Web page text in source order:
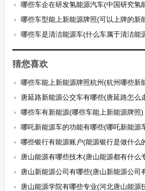
哪些车企在研发氢能源汽车(中国研究氢
哪些车型能上新能源牌照(可以上牌的新
哪些车是清洁能源车(什么车属于清洁能
猜您喜欢
哪些车能上新能源牌照杭州(杭州哪些新
唐延路新能源公交车有哪些(唐延路怎么
哪些车有新能源(哪些车能上新能源牌照)
哪吒新能源车的功能有哪些(哪吒新能源
哪些银行有能源账户(能源银行是做什么
唐山能源有哪些技木(唐山能源都有什么
唐山新能源公司有哪些(唐山新能源公司
唐山能源学院有哪些专业(河北唐山能源